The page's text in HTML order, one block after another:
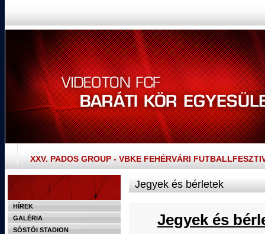
XXV. PADOS GROUP - VBKE FEHÉRVÁRI
HÍREK
GALÉRIA
SÓSTÓI STADION
Jegyek és bérletek
Jegyek és